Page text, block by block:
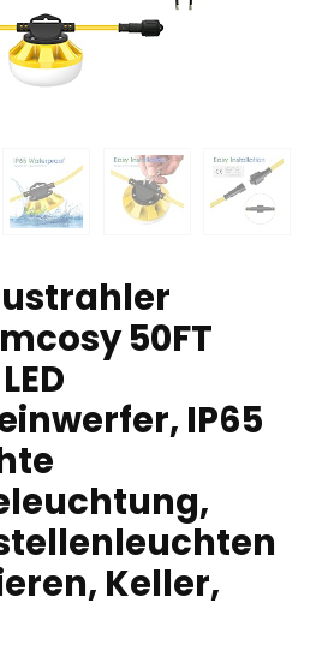
50FT
IP65
Keller,